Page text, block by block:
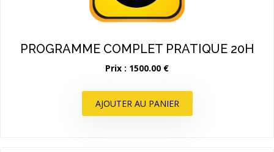
PROGRAMME COMPLET PRATIQUE 20H
Prix : 1500.00 €
AJOUTER AU PANIER